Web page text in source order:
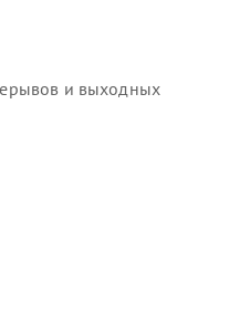
и выходных